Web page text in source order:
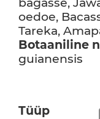
oedoe,
Tareka,
Botaaniline
guianensis
Tüüp